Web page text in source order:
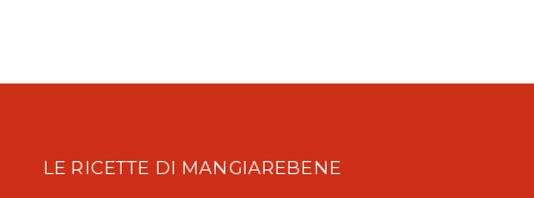
LE RICETTE DI MANGIAREBENE